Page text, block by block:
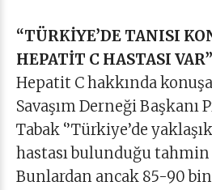
“TÜRKİYE’DE TANISI
HEPATİT C HASTASI VAR”
Hepatit C hakkında
Savaşım Derneği Başkanı
Tabak ‘’Türkiye’de
hastası bulunduğu
Bunlardan ancak 85-90